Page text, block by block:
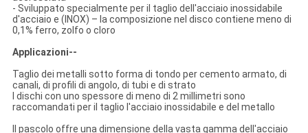
- Sviluppato specialmente per il taglio dell'acciaio inossidabile
d'acciaio e (INOX) – la composizione nel disco contiene meno di
0,1% ferro, zolfo o cloro
Applicazioni--
Taglio dei metalli sotto forma di tondo per cemento armato, di
canali, di profili di angolo, di tubi e di strato
I dischi con uno spessore di meno di 2 millimetri sono
raccomandati per il taglio l'acciaio inossidabile e del metallo
Il pascolo offre una dimensione della vasta gamma dell'acciaio